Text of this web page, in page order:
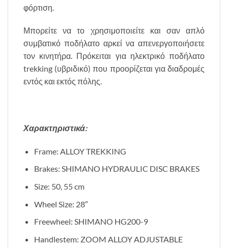
φόρτιση.
Μπορείτε να το χρησιμοποιείτε και σαν απλό
συμβατικό ποδήλατο αρκεί να απενεργοποιήσετε
τον κινητήρα. Πρόκειται για ηλεκτρικό ποδήλατο
trekking (υβριδικό) που προορίζεται για διαδρομές
εντός και εκτός πόλης.
Χαρακτηριστικά:
Frame: ALLOY TREKKING
Brakes: SHIMANO HYDRAULIC DISC BRAKES
Size: 50, 55 cm
Wheel Size: 28″
Freewheel: SHIMANO HG200-9
Handlestem: ZOOM ALLOY ADJUSTABLE